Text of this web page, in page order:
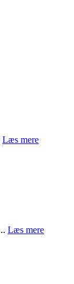
Læs mere
Læs mere